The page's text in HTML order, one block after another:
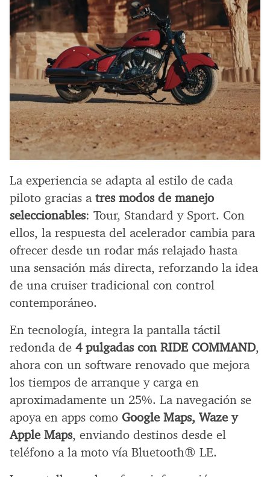
La experiencia se adapta al estilo de cada
piloto gracias a tres modos de manejo
seleccionables: Tour, Standard y Sport. Con
ellos, la respuesta del acelerador cambia para
ofrecer desde un rodar más relajado hasta
una sensación más directa, reforzando la idea
de una cruiser tradicional con control
contemporáneo.
En tecnología, integra la pantalla táctil
redonda de 4 pulgadas con RIDE COMMAND,
ahora con un software renovado que mejora
los tiempos de arranque y carga en
aproximadamente un 25%. La navegación se
apoya en apps como Google Maps, Waze y
Apple Maps, enviando destinos desde el
teléfono a la moto vía Bluetooth® LE.